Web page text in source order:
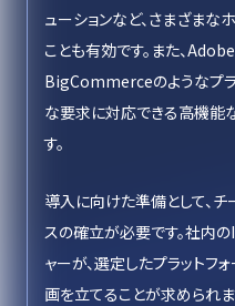
ューションなど、さまざまな
ことも有効です。また、
BigCommerceのようなプ
な要求に対応できる高機能
す。
導入に向けた準備として、
スの確立が必要です。社内
ャーが、選定したプラットフ
画を立てることが求められ